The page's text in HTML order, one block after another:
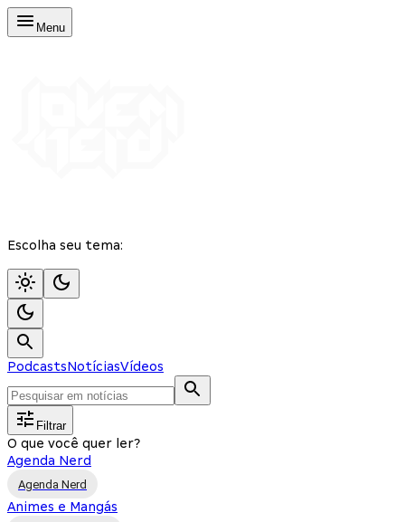
Menu
Escolha seu tema:
PodcastsNotíciasVídeos
Filtrar
O que você quer ler?
Agenda Nerd
Agenda Nerd
Animes e Mangás